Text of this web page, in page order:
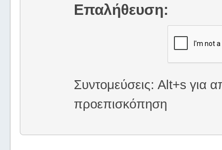
Επαλήθευση:
Συντομεύσεις: Alt+s για
προεπισκόπηση